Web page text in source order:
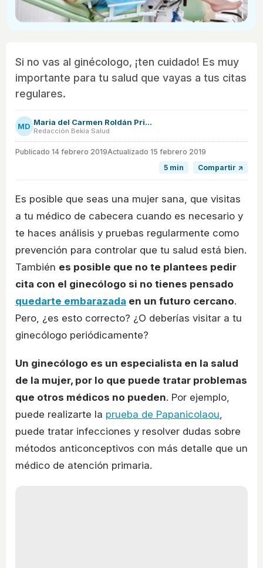
Si no vas al ginécologo, ¡ten cuidado! Es muy
importante para tu salud que vayas a tus citas
regulares.
MD Maria del Carmen Roldán Prieto
Redacción Bekia Salud
Publicado 14 febrero 2019Actualizado 15 febrero 2019
5 min
Compartir ↗
Es posible que seas una mujer sana, que visitas
a tu médico de cabecera cuando es necesario y
te haces análisis y pruebas regularmente como
prevención para controlar que tu salud está bien.
También es posible que no te plantees pedir
cita con el ginecólogo si no tienes pensado
quedarte embarazada en un futuro cercano.
Pero, ¿es esto correcto? ¿O deberías visitar a tu
ginecólogo periódicamente?
Un ginecólogo es un especialista en la salud
de la mujer, por lo que puede tratar problemas
que otros médicos no pueden. Por ejemplo,
puede realizarte la prueba de Papanicolaou
puede tratar infecciones y resolver dudas sobre
métodos anticonceptivos con más detalle que un
médico de atención primaria.